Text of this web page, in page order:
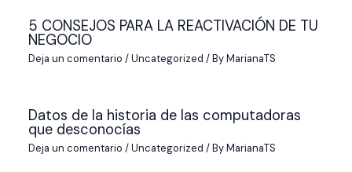
5 CONSEJOS PARA LA REACTIVACIÓN DE TU
NEGOCIO
Deja un comentario /Uncategorized / ByMarianaTS
Datos de la historia de las computadoras
que desconocías
Deja un comentario /Uncategorized / ByMarianaTS